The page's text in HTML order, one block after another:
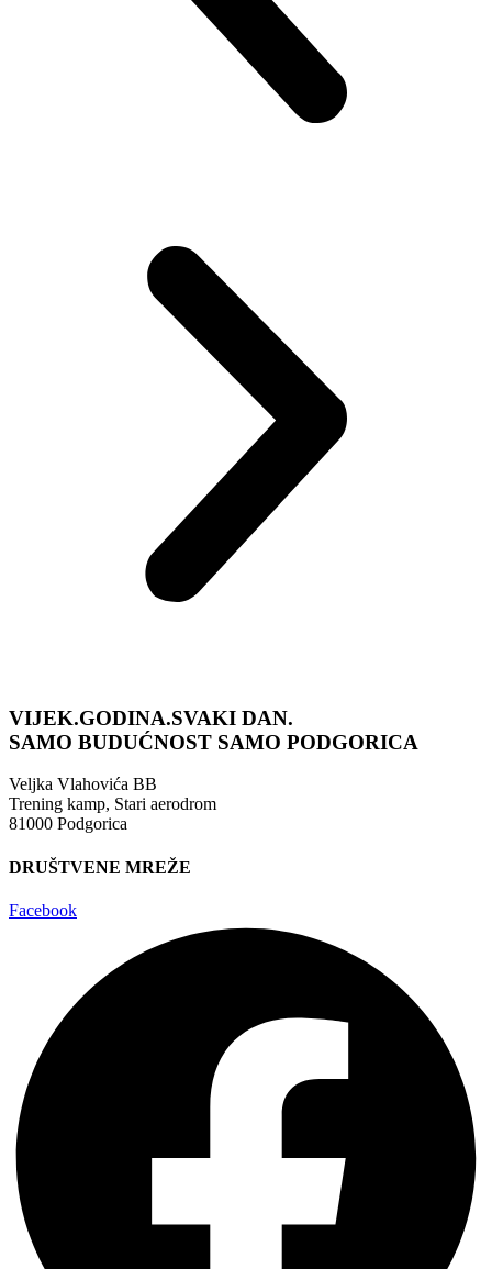
VIJEK.GODINA.SVAKI DAN.
SAMO BUDUĆNOST SAMO PODGORICA
Veljka Vlahovića BB
Trening kamp, Stari aerodrom
81000 Podgorica
DRUŠTVENE MREŽE
Facebook